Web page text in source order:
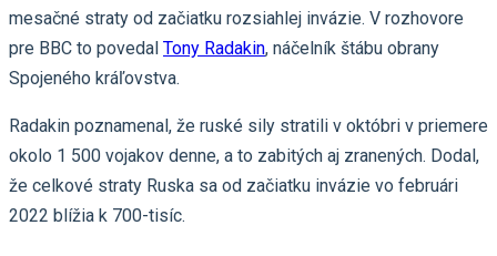
mesačné straty od začiatku rozsiahlej invázie. V rozhovore
pre BBC to povedal Tony Radakin, náčelník štábu obrany
Spojeného kráľovstva.
Radakin poznamenal, že ruské sily stratili v októbri v priemere
okolo 1 500 vojakov denne, a to zabitých aj zranených. Dodal,
že celkové straty Ruska sa od začiatku invázie vo februári
2022 blížia k 700-tisíc.